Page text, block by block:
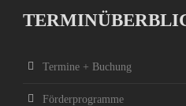
Termine + Buchung
Förderprogramme